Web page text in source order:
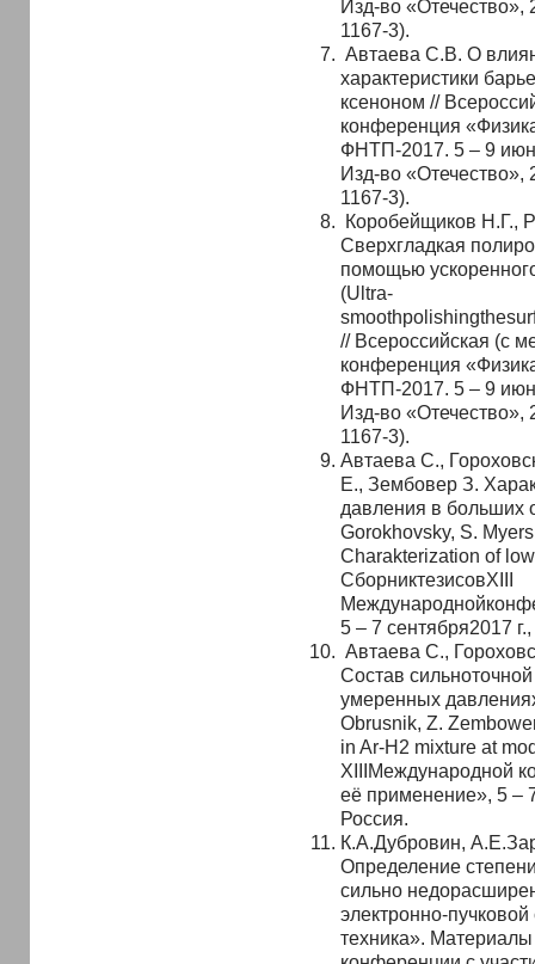
Изд-во «Отечество»,
1167-3).
Автаева С.В. О
характеристики
ксеноном //
конференция
ФНТП-2017. 5 – 9
Изд-во «Отечество»,
1167-3).
Коробейщиков Н.Г.,
Сверхгладкая
помощью
(Ultra-
// Всероссийская (с
конференция
ФНТП-2017. 5 – 9
Изд-во «Отечество»,
1167-3).
Автаева С.,
Е., Зембовер З.
давления в
Gorokhovsky, S.
Charakterization of
СборниктезисовXIII
5 – 7 сентября2017
Автаева С.,
Состав
умеренных
Obrusnik, Z.
in Ar-H2 mixture at
XIIIМеждународной
её применение», 5 –
Россия.
К.А.Дубровин,
Определение
сильно
электронно-
техника».